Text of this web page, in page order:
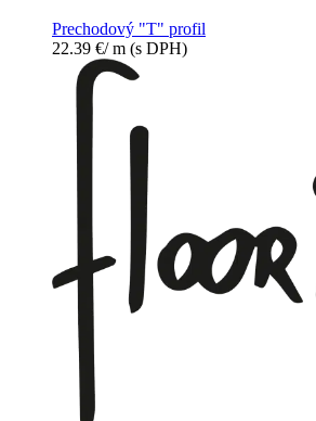
Prechodový "T" profil
22.39 €/ m (s DPH)